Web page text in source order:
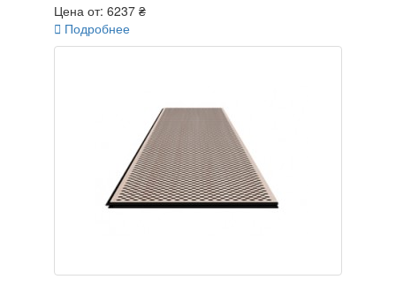
Цена от: 6237 ₴
 Подробнее